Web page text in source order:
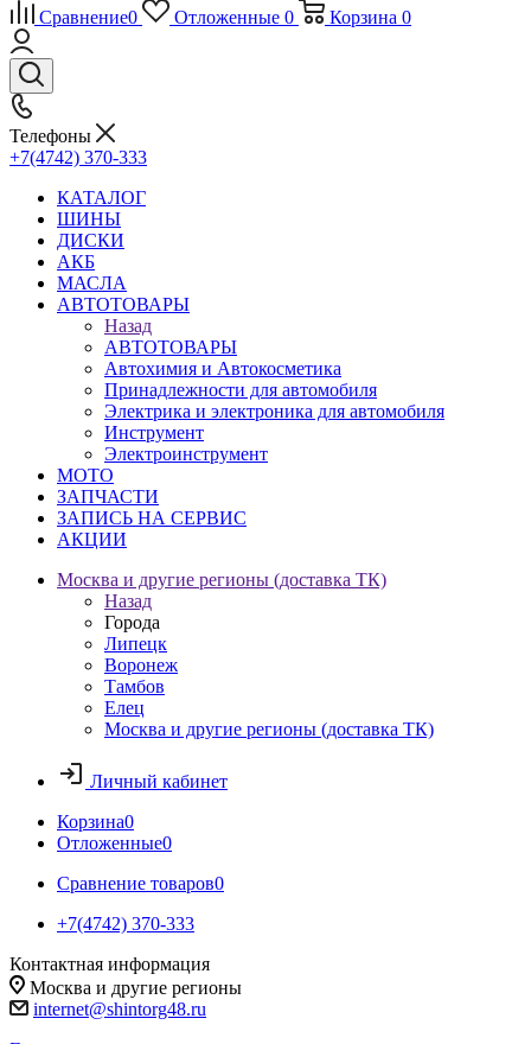
Сравнение0 Отложенные 0 Корзина 0
Телефоны
+7(4742) 370-333
КАТАЛОГ
ШИНЫ
ДИСКИ
АКБ
МАСЛА
АВТОТОВАРЫ
Назад
АВТОТОВАРЫ
Автохимия и Автокосметика
Принадлежности для автомобиля
Электрика и электроника для автомобиля
Инструмент
Электроинструмент
МОТО
ЗАПЧАСТИ
ЗАПИСЬ НА СЕРВИС
АКЦИИ
Москва и другие регионы (доставка ТК)
Назад
Города
Липецк
Воронеж
Тамбов
Елец
Москва и другие регионы (доставка ТК)
Личный кабинет
Корзина0
Отложенные0
Сравнение товаров0
+7(4742) 370-333
Контактная информация
Москва и другие регионы
internet@shintorg48.ru